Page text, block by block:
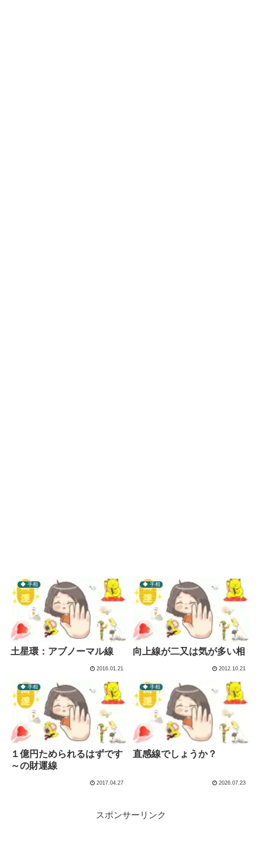
◆ 手相
土星環：アブノーマル線
2016.01.21
◆ 手相
向上線が二又は気が多い相
2012.10.21
◆ 手相
１億円ためられるはずです
～の財運線
2017.04.27
◆ 手相
直感線でしょうか？
2026.07.23
スポンサーリンク